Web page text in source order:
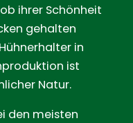
ihrer Schönheit
gehalten
in
ist
Natur.
den meisten